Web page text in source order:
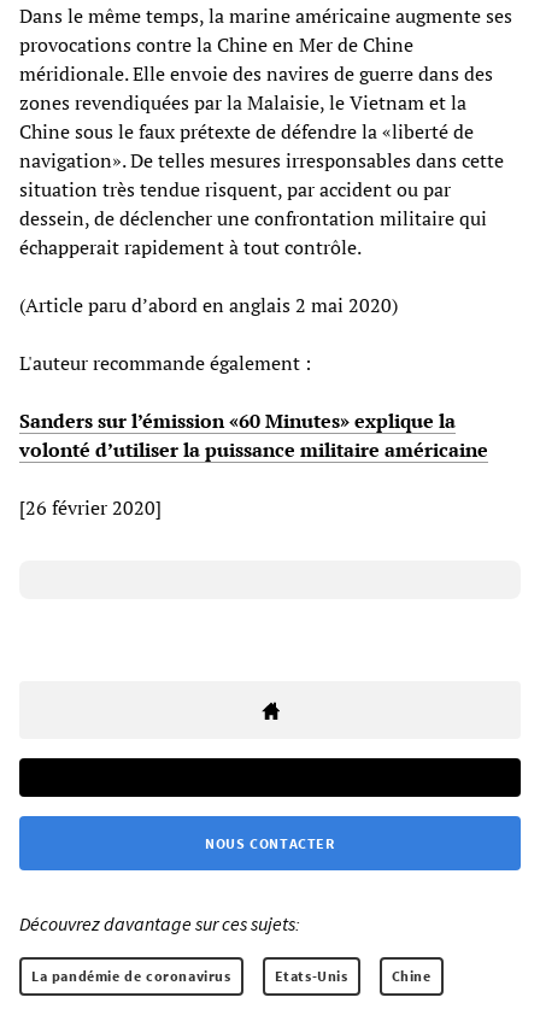
Dans le même temps, la marine américaine augmente ses
provocations contre la Chine en Mer de Chine
méridionale. Elle envoie des navires de guerre dans des
zones revendiquées par la Malaisie, le Vietnam et la
Chine sous le faux prétexte de défendre la «liberté de
navigation». De telles mesures irresponsables dans cette
situation très tendue risquent, par accident ou par
dessein, de déclencher une confrontation militaire qui
échapperait rapidement à tout contrôle.
(Article paru d’abord en anglais 2 mai 2020)
L'auteur recommande également :
Sanders sur l’émission «60 Minutes» explique la
volonté d’utiliser la puissance militaire américaine
[26 février 2020]
NOUS CONTACTER
Découvrez davantage sur ces sujets:
La pandémie de coronavirus Etats-Unis Chine